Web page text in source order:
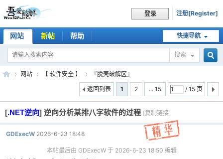
登录 注册[Register]
快捷导航
网站 新帖 帮助
搜索
吾 »
网站
›
【 软件安全 】
›
『脱壳破解区』
1
2 ... 15 / 15 页
返回列表
[.NET逆向] 逆向分析某排八字软件的过程 [复制链接]
GDExecW 2026-6-23 18:48
本帖最后由 GDExecW 于 2026-6-23 18:50 编辑